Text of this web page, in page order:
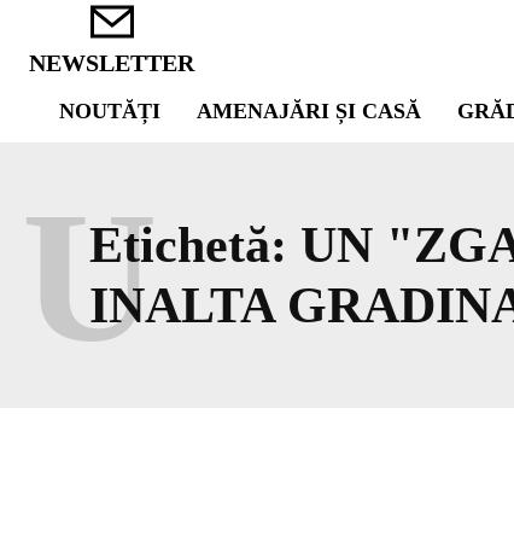
NEWSLETTER
NOUTĂȚI AMENAJĂRI ȘI CASĂ
Etichetă: UN
INALTA
U